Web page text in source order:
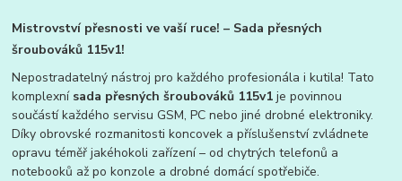
Mistrovství přesnosti ve vaší ruce! – Sada přesných
šroubováků 115v1!
Nepostradatelný nástroj pro každého profesionála i kutila! Tato
komplexní sada přesných šroubováků 115v1 je povinnou
součástí každého servisu GSM, PC nebo jiné drobné elektroniky.
Díky obrovské rozmanitosti koncovek a příslušenství zvládnete
opravu téměř jakéhokoli zařízení – od chytrých telefonů a
notebooků až po konzole a drobné domácí spotřebiče.